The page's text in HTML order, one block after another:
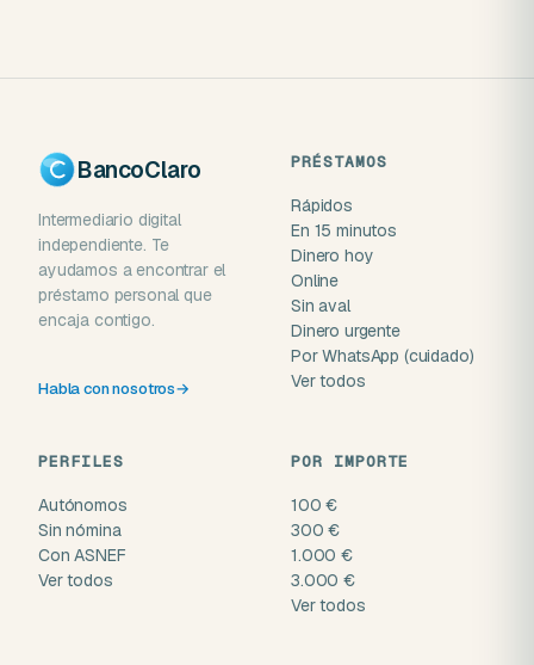
BancoClaro
Intermediario digital
independiente. Te
ayudamos a encontrar el
préstamo personal que
encaja contigo.
Habla con nosotros→
PRÉSTAMOS
Rápidos
En 15 minutos
Dinero hoy
Online
Sin aval
Dinero urgente
Por WhatsApp (cuidado)
Ver todos
PERFILES
Autónomos
Sin nómina
Con ASNEF
Ver todos
POR IMPORTE
100 €
300 €
1.000 €
3.000 €
Ver todos